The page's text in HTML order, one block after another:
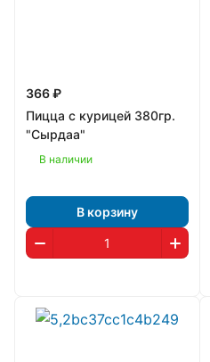
366 ₽
Пицца с курицей 380гр.
"Сырдаа"
В наличии
В корзину